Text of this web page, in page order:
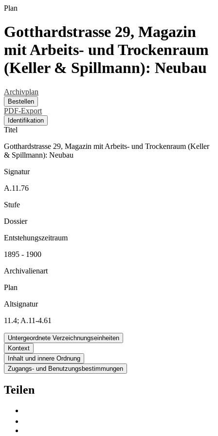
Plan
Gotthardstrasse 29, Magazin
mit Arbeits- und Trockenraum
(Keller & Spillmann): Neubau
Archivplan
Bestellen
PDF-Export
Identifikation
Titel
Gotthardstrasse 29, Magazin mit Arbeits- und Trockenraum (Keller
& Spillmann): Neubau
Signatur
A.11.76
Stufe
Dossier
Entstehungszeitraum
1895 - 1900
Archivalienart
Plan
Altsignatur
11.4; A.11-4.61
Untergeordnete Verzeichnungseinheiten
Kontext
Inhalt und innere Ordnung
Zugangs- und Benutzungsbestimmungen
Teilen